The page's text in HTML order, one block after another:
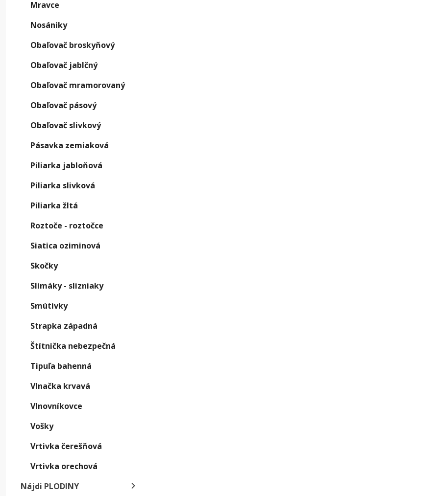
Mravce
Nosániky
Obaľovač broskyňový
Obaľovač jablčný
Obaľovač mramorovaný
Obaľovač pásový
Obaľovač slivkový
Pásavka zemiaková
Piliarka jabloňová
Piliarka slivková
Piliarka žltá
Roztoče - roztočce
Siatica oziminová
Skočky
Slimáky - slizniaky
Smútivky
Strapka západná
Štítnička nebezpečná
Tipuľa bahenná
Vlnačka krvavá
Vlnovníkovce
Vošky
Vrtivka čerešňová
Vrtivka orechová
Nájdi PLODINY